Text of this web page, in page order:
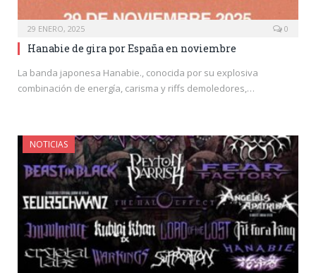
29 ENERO, 2025 0
Hanabie de gira por España en noviembre
La banda japonesa Hanabie., conocida por su explosiva
combinación de energía, carisma y riffs demoledores,…
NOTICIAS